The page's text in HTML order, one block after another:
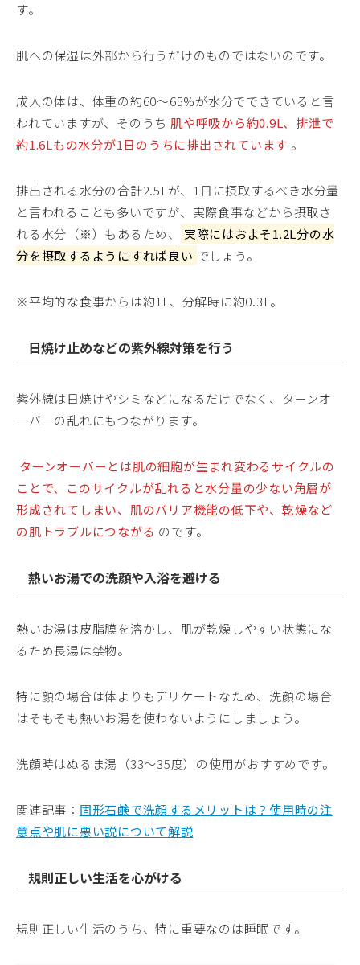
す。
肌への保湿は外部から行うだけのものではないのです。
成人の体は、体重の約60〜65%が水分でできていると言
われていますが、そのうち 肌や呼吸から約0.9L、排泄で
約1.6Lもの水分が1日のうちに排出されています 。
排出される水分の合計2.5Lが、1日に摂取するべき水分量
と言われることも多いですが、実際食事などから摂取さ
れる水分（※）もあるため、
実際にはおよそ1.2L分の水
分を摂取するようにすれば良い でしょう。
※平均的な食事からは約1L、分解時に約0.3L。
日焼け止めなどの紫外線対策を行う
紫外線は日焼けやシミなどになるだけでなく、ターンオ
ーバーの乱れにもつながります。
ターンオーバーとは肌の細胞が生まれ変わるサイクルの
ことで、このサイクルが乱れると水分量の少ない角層が
形成されてしまい、肌のバリア機能の低下や、乾燥など
の肌トラブルにつながる のです。
熱いお湯での洗顔や入浴を避ける
熱いお湯は皮脂膜を溶かし、肌が乾燥しやすい状態にな
るため長湯は禁物。
特に顔の場合は体よりもデリケートなため、洗顔の場合
はそもそも熱いお湯を使わないようにしましょう。
洗顔時はぬるま湯（33〜35度）の使用がおすすめです。
関連記事： 固形石鹸で洗顔するメリットは？使用時の注
意点や肌に悪い説について解説
規則正しい生活を心がける
規則正しい生活のうち、特に重要なのは睡眠です。